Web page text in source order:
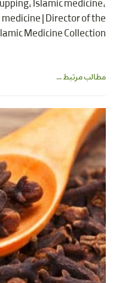
Islamic medicine,
| Director of the
Medicine Collection
مطالب مرتبط ...